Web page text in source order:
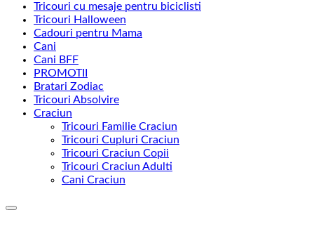
Tricouri cu mesaje pentru biciclisti
Tricouri Halloween
Cadouri pentru Mama
Cani
Cani BFF
PROMOTII
Bratari Zodiac
Tricouri Absolvire
Craciun
Tricouri Familie Craciun
Tricouri Cupluri Craciun
Tricouri Craciun Copii
Tricouri Craciun Adulti
Cani Craciun